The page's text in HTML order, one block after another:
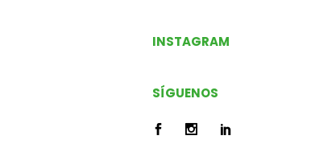
INSTAGRAM
SÍGUENOS